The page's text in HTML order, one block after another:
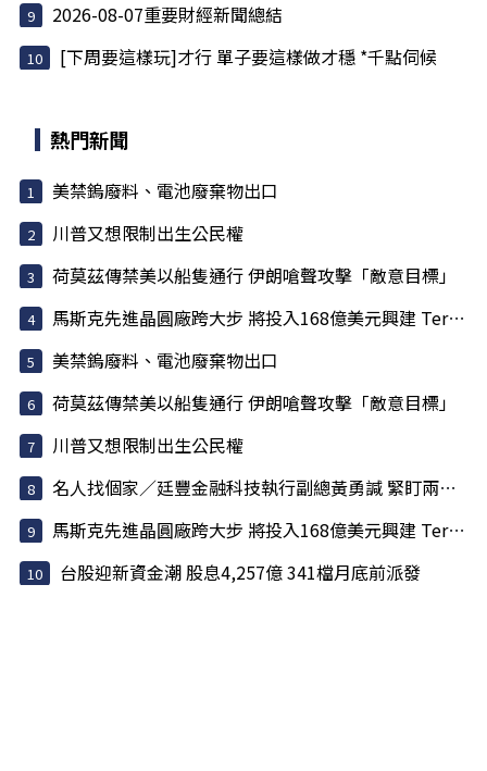
2026-08-07重要財經新聞總結
[下周要這樣玩]才行 單子要這樣做才穩 *千點伺候
熱門新聞
美禁鎢廢料、電池廢棄物出口
川普又想限制出生公民權
荷莫茲傳禁美以船隻通行 伊朗嗆聲攻擊「敵意目標」
馬斯克先進晶圓廠跨大步 將投入168億美元興建 Terafab 園區
美禁鎢廢料、電池廢棄物出口
荷莫茲傳禁美以船隻通行 伊朗嗆聲攻擊「敵意目標」
川普又想限制出生公民權
名人找個家／廷豐金融科技執行副總黃勇諴 緊盯兩訊號
馬斯克先進晶圓廠跨大步 將投入168億美元興建 Terafab 園區
台股迎新資金潮 股息4,257億 341檔月底前派發